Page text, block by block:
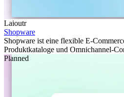
Laioutr
Shopware
Shopware ist eine flexible E-
Produktkataloge und Omnichannel-
Planned